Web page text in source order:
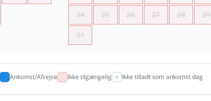
24 25 26 27 28 29
31
Ankomst/Afrejse Ikke tilgængelig Ikke tilladt som ankomst dag